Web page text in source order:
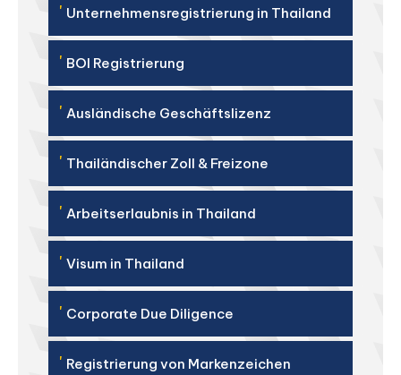
' Unternehmensregistrierung in Thailand
' BOI Registrierung
' Ausländische Geschäftslizenz
' Thailändischer Zoll & Freizone
' Arbeitserlaubnis in Thailand
' Visum in Thailand
' Corporate Due Diligence
' Registrierung von Markenzeichen